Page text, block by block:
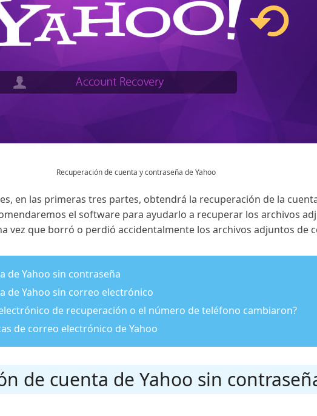
Recuperación de cuenta y contraseña de Yahoo
en las primeras tres partes, obtendrá la recuperación de la
el software para ayudarlo a recuperar los archivos
vez que borró o perdió accidentalmente los archivos adjuntos de
de Yahoo sin contraseña
de Yahoo sin correo electrónico
de recuperación o el número de teléfono cambiaron?
de correo electrónico de Yahoo
de cuenta de Yahoo sin